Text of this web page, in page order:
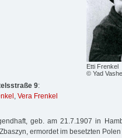
Etti Frenkel
© Yad
9:
, Vera Frenkel
geb. am 21.7.1907 in
ermordet im besetzten Polen